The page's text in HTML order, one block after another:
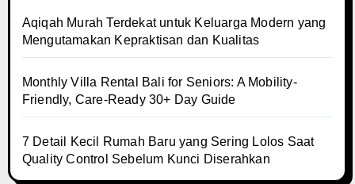
Aqiqah Murah Terdekat untuk Keluarga Modern yang
Mengutamakan Kepraktisan dan Kualitas
Monthly Villa Rental Bali for Seniors: A Mobility-
Friendly, Care-Ready 30+ Day Guide
7 Detail Kecil Rumah Baru yang Sering Lolos Saat
Quality Control Sebelum Kunci Diserahkan